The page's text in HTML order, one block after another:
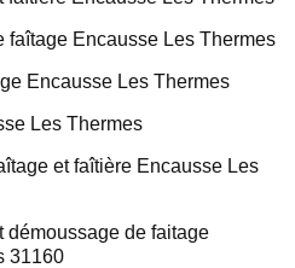
faîtage Encausse Les Thermes
Encausse Les Thermes
Les Thermes
et faîtière Encausse Les
démoussage de faitage
31160